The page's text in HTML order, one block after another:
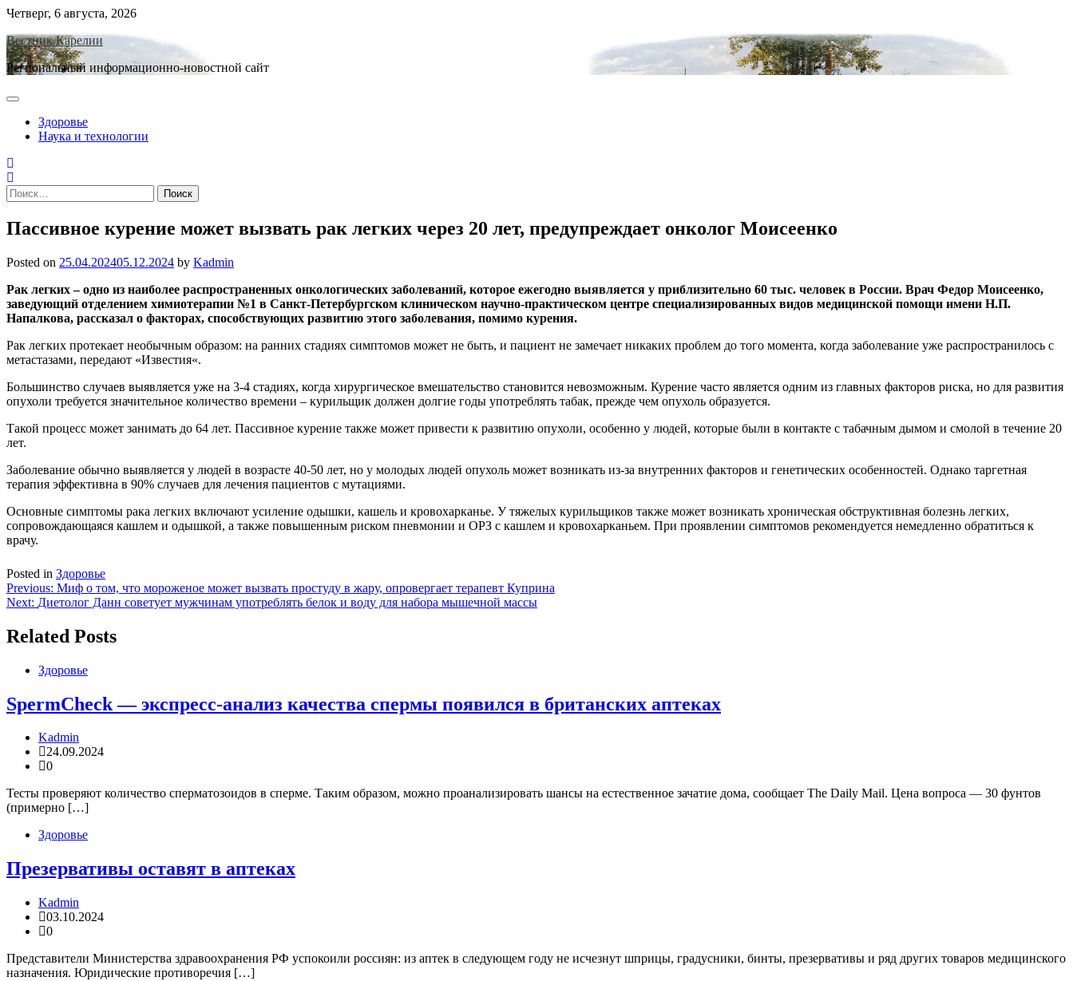
Skip
content
Четверг, 6 августа, 2026
Вестник Карелии
Региональный информационно-новостной сайт
Здоровье
Наука и технологии
Найти:
Пассивное курение может вызвать рак легких через 20 лет, предупреждает онколог Моисеенко
Posted on 25.04.202405.12.2024 by Kadmin
Рак легких – одно из наиболее распространенных онкологических заболеваний, которое ежегодно выявляется у приблизительно 60 тыс. человек в России. Врач Федор Моисеенко,
заведующий отделением химиотерапии №1 в Санкт-Петербургском клиническом научно-практическом центре специализированных видов медицинской помощи имени Н.П.
Напалкова, рассказал о факторах, способствующих развитию этого заболевания, помимо курения.
Рак легких протекает необычным образом: на ранних стадиях симптомов может не быть, и пациент не замечает никаких проблем до того момента, когда заболевание уже распространилось с
метастазами, передают «Известия«.
Большинство случаев выявляется уже на 3-4 стадиях, когда хирургическое вмешательство становится невозможным. Курение часто является одним из главных факторов риска, но для развития
опухоли требуется значительное количество времени – курильщик должен долгие годы употреблять табак, прежде чем опухоль образуется.
Такой процесс может занимать до 64 лет. Пассивное курение также может привести к развитию опухоли, особенно у людей, которые были в контакте с табачным дымом и смолой в течение 20
лет.
Заболевание обычно выявляется у людей в возрасте 40-50 лет, но у молодых людей опухоль может возникать из-за внутренних факторов и генетических особенностей. Однако таргетная
терапия эффективна в 90% случаев для лечения пациентов с мутациями.
Основные симптомы рака легких включают усиление одышки, кашель и кровохарканье. У тяжелых курильщиков также может возникать хроническая обструктивная болезнь легких,
сопровождающаяся кашлем и одышкой, а также повышенным риском пневмонии и ОРЗ с кашлем и кровохарканьем. При проявлении симптомов рекомендуется немедленно обратиться к
врачу.
Posted in Здоровье
Навигация
по
записям
Previous: Миф о том, что мороженое может вызвать простуду в жару, опровергает терапевт Куприна
Next: Диетолог Данн советует мужчинам употреблять белок и воду для набора мышечной массы
Related Posts
Здоровье
SpermCheck — экспресс-анализ качества спермы появился в британских аптеках
Kadmin
24.09.2024
0
Тесты проверяют количество сперматозоидов в сперме. Таким образом, можно проанализировать шансы на естественное зачатие дома, сообщает The Daily Mail. Цена вопроса — 30 фунтов
(примерно […]
Здоровье
Презервативы оставят в аптеках
Kadmin
03.10.2024
0
Представители Министерства здравоохранения РФ успокоили россиян: из аптек в следующем году не исчезнут шприцы, градусники, бинты, презервативы и ряд других товаров медицинского
назначения. Юридические противоречия […]